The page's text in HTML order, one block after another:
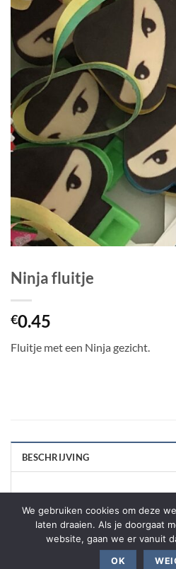
Ninja fluitje
€0.45
Fluitje met een Ninja gezicht.
BESCHRIJVING
We gebruiken cookies om deze
laten draaien. Als je doorgaat
website, gaan we er vanuit
OK